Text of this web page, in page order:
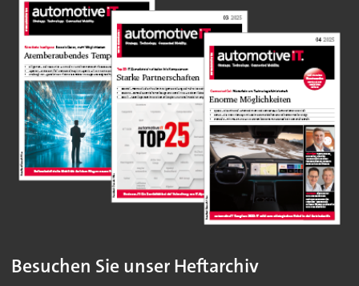
Besuchen Sie unser Heftarchiv